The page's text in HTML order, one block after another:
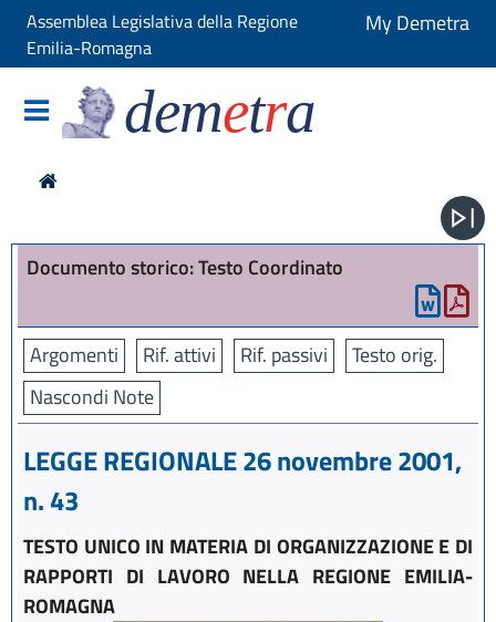
Assemblea Legislativa della Regione
Emilia-Romagna
My Demetra
demetra
Documento storico: Testo Coordinato
Argomenti Rif. attivi Rif. passivi
Testo orig.
Nascondi Note
LEGGE REGIONALE 26 novembre 2001,
n. 43
TESTO UNICO IN MATERIA DI ORGANIZZAZIONE E DI
RAPPORTI DI LAVORO NELLA REGIONE EMILIA-
ROMAGNA